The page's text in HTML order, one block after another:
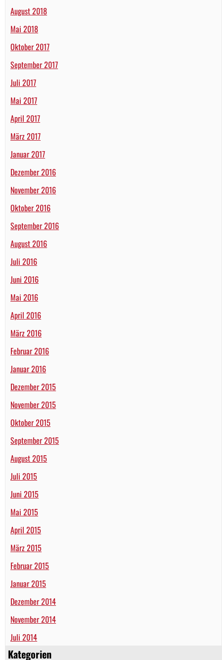
August 2018
Mai 2018
Oktober 2017
September 2017
Juli 2017
Mai 2017
April 2017
März 2017
Januar 2017
Dezember 2016
November 2016
Oktober 2016
September 2016
August 2016
Juli 2016
Juni 2016
Mai 2016
April 2016
März 2016
Februar 2016
Januar 2016
Dezember 2015
November 2015
Oktober 2015
September 2015
August 2015
Juli 2015
Juni 2015
Mai 2015
April 2015
März 2015
Februar 2015
Januar 2015
Dezember 2014
November 2014
Juli 2014
Kategorien